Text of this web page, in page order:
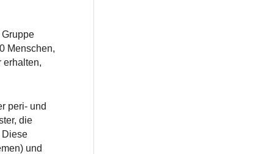
Menschen,
erhalten,
peri- und
die
Diese
und